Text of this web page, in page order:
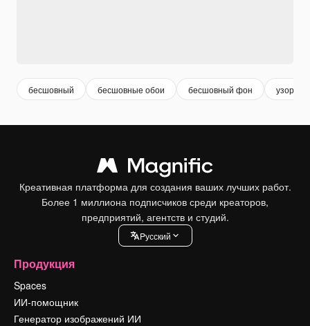
бесшовный бесшовные обои бесшовный фон узор
Креативная платформа для создания ваших лучших работ.
Более 1 миллиона подписчиков среди креаторов,
предприятий, агентств и студий.
Pусский
Продукция
Spaces
ИИ-помощник
Генератор изображений ИИ